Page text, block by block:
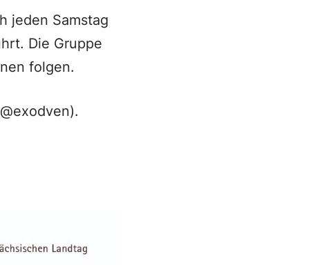
jeden Samstag
Die Gruppe
folgen.